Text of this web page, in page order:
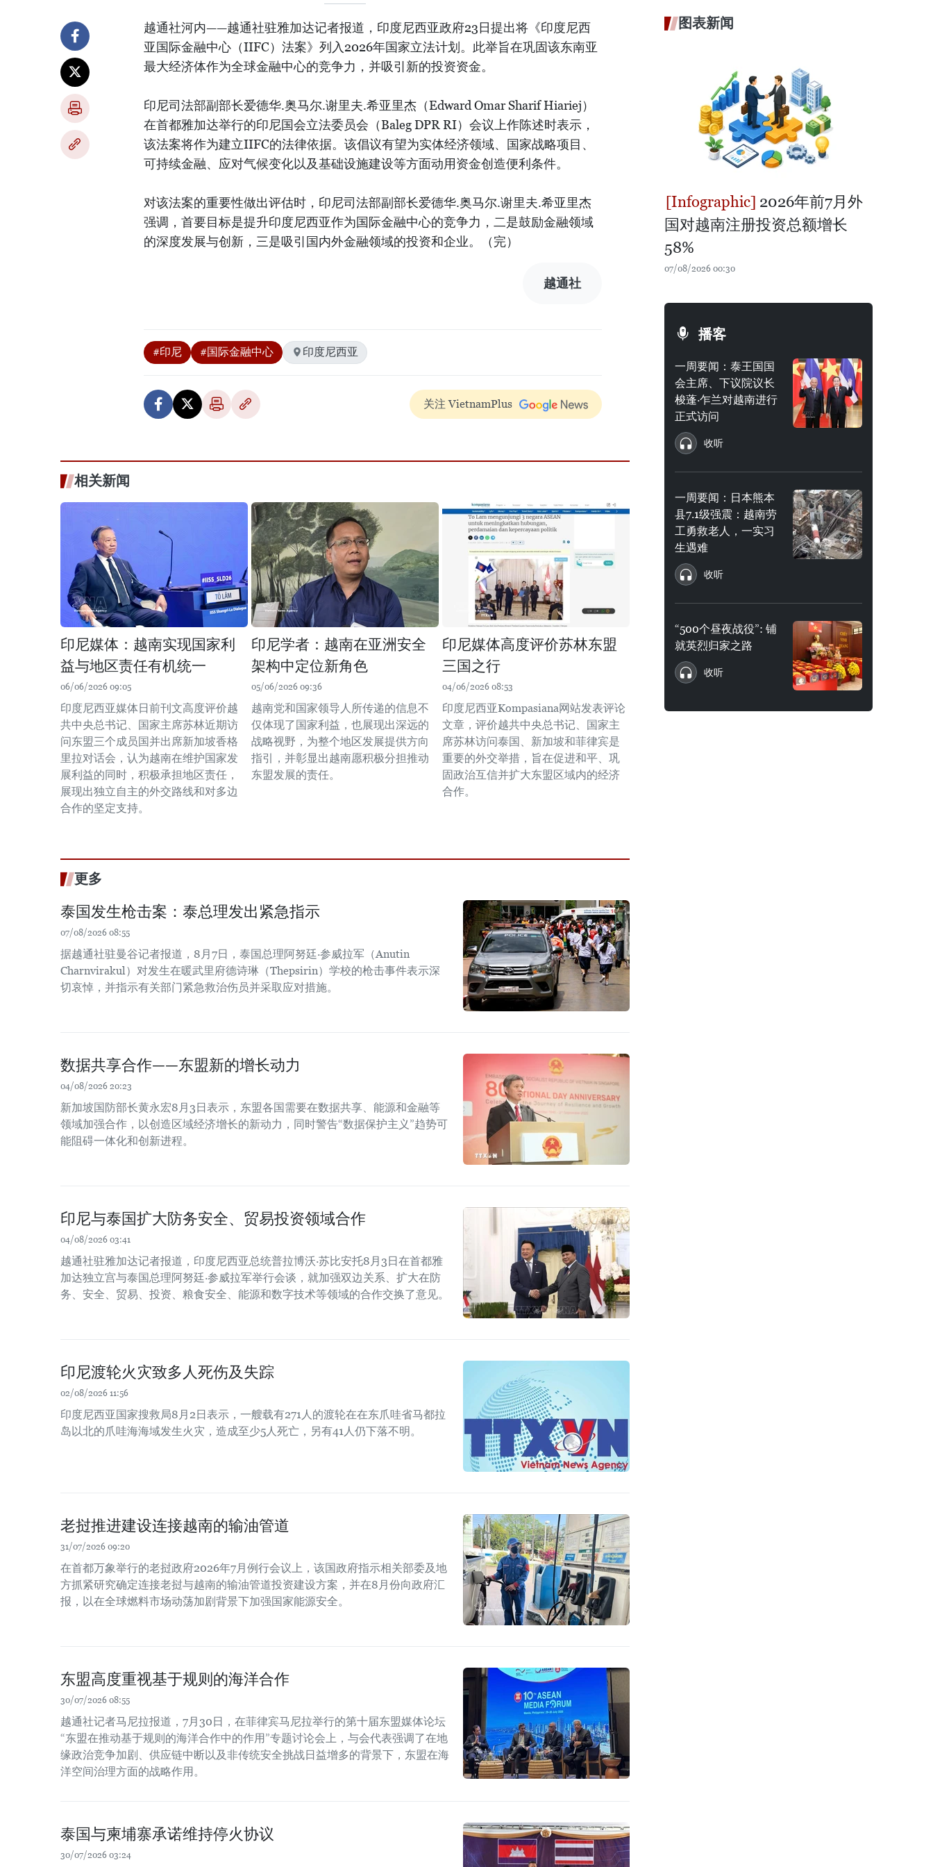
越通社河内——越通社驻雅加达记者报道，印度尼西亚政府23日提出将《印度尼西
亚国际金融中心（IIFC）法案》列入2026年国家立法计划。此举旨在巩固该东南亚
最大经济体作为全球金融中心的竞争力，并吸引新的投资资金。
印尼司法部副部长爱德华.奥马尔.谢里夫.希亚里杰（Edward Omar Sharif Hiariej）
在首都雅加达举行的印尼国会立法委员会（Baleg DPR RI）会议上作陈述时表示，
该法案将作为建立IIFC的法律依据。该倡议有望为实体经济领域、国家战略项目、
可持续金融、应对气候变化以及基础设施建设等方面动用资金创造便利条件。
对该法案的重要性做出评估时，印尼司法部副部长爱德华.奥马尔.谢里夫.希亚里杰
强调，首要目标是提升印度尼西亚作为国际金融中心的竞争力，二是鼓励金融领域
的深度发展与创新，三是吸引国内外金融领域的投资和企业。（完）
越通社
#印尼 #国际金融中心 印度尼西亚
关注 VietnamPlus
相关新闻
印尼媒体：越南实现国家利
益与地区责任有机统一
06/06/2026 09:05
印度尼西亚媒体日前刊文高度评价越
共中央总书记、国家主席苏林近期访
问东盟三个成员国并出席新加坡香格
里拉对话会，认为越南在维护国家发
展利益的同时，积极承担地区责任，
展现出独立自主的外交路线和对多边
合作的坚定支持。
印尼学者：越南在亚洲安全
架构中定位新角色
05/06/2026 09:36
越南党和国家领导人所传递的信息不
仅体现了国家利益，也展现出深远的
战略视野，为整个地区发展提供方向
指引，并彰显出越南愿积极分担推动
东盟发展的责任。
印尼媒体高度评价苏林东盟
三国之行
04/06/2026 08:53
印度尼西亚Kompasiana网站发表评论
文章，评价越共中央总书记、国家主
席苏林访问泰国、新加坡和菲律宾是
重要的外交举措，旨在促进和平、巩
固政治互信并扩大东盟区域内的经济
合作。
更多
泰国发生枪击案：泰总理发出紧急指示
07/08/2026 08:55
据越通社驻曼谷记者报道，8月7日，泰国总理阿努廷·参威拉军（Anutin
Charnvirakul）对发生在暖武里府德诗琳（Thepsirin）学校的枪击事件表示深
切哀悼，并指示有关部门紧急救治伤员并采取应对措施。
数据共享合作——东盟新的增长动力
04/08/2026 20:23
新加坡国防部长黄永宏8月3日表示，东盟各国需要在数据共享、能源和金融等
领域加强合作，以创造区域经济增长的新动力，同时警告“数据保护主义”趋势可
能阻碍一体化和创新进程。
印尼与泰国扩大防务安全、贸易投资领域合作
04/08/2026 03:41
越通社驻雅加达记者报道，印度尼西亚总统普拉博沃·苏比安托8月3日在首都雅
加达独立宫与泰国总理阿努廷·参威拉军举行会谈，就加强双边关系、扩大在防
务、安全、贸易、投资、粮食安全、能源和数字技术等领域的合作交换了意见。
印尼渡轮火灾致多人死伤及失踪
02/08/2026 11:56
印度尼西亚国家搜救局8月2日表示，一艘载有271人的渡轮在在东爪哇省马都拉
岛以北的爪哇海海域发生火灾，造成至少5人死亡，另有41人仍下落不明。
老挝推进建设连接越南的输油管道
31/07/2026 09:20
在首都万象举行的老挝政府2026年7月例行会议上，该国政府指示相关部委及地
方抓紧研究确定连接老挝与越南的输油管道投资建设方案，并在8月份向政府汇
报，以在全球燃料市场动荡加剧背景下加强国家能源安全。
东盟高度重视基于规则的海洋合作
30/07/2026 08:55
越通社记者马尼拉报道，7月30日，在菲律宾马尼拉举行的第十届东盟媒体论坛
“东盟在推动基于规则的海洋合作中的作用”专题讨论会上，与会代表强调了在地
缘政治竞争加剧、供应链中断以及非传统安全挑战日益增多的背景下，东盟在海
洋空间治理方面的战略作用。
泰国与柬埔寨承诺维持停火协议
30/07/2026 03:24
图表新闻
2026年前7月外
国对越南注册投资总额增长
58%
07/08/2026 00:30
播客
一周要闻：泰王国国
会主席、下议院议长
梭蓬·乍兰对越南进行
正式访问
收听
一周要闻：日本熊本
县7.1级强震：越南劳
工勇救老人，一实习
生遇难
收听
“500个昼夜战役”: 铺
就英烈归家之路
收听